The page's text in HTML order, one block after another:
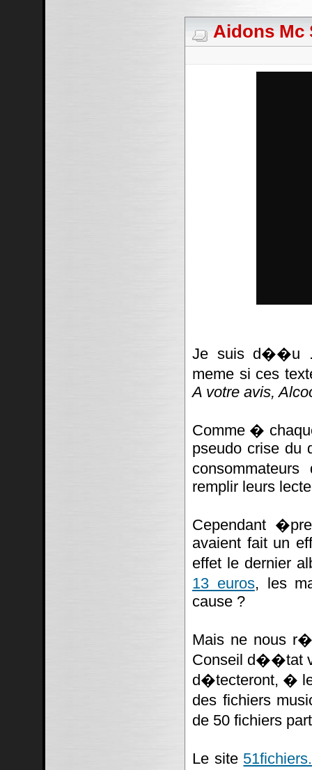
Aidons Mc
Je suis d��u
meme si ces
A votre avis,
Comme �
pseudo crise du
remplir leurs
Cependant
avaient fait un
effet le dernier
13 euros, les
cause ?
Mais ne nous
Conseil d��tat
d�tecteront, �
des fichiers
de 50 fichiers
Le site